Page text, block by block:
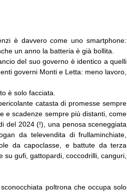
è davvero come uno smartphone:
un anno la batteria è già bollita.
del suo governo è identico a quelli
governi Monti e Letta: meno lavoro,
è solo facciata.
catasta di promesse sempre
e scadenze sempre più distanti, come
del 2024 (!), una penosa sceneggiata
da televendita di frullaminchiate,
da capoclasse, e battute da terza
su gufi, gattopardi, coccodrilli, canguri,
poltrona che occupa solo